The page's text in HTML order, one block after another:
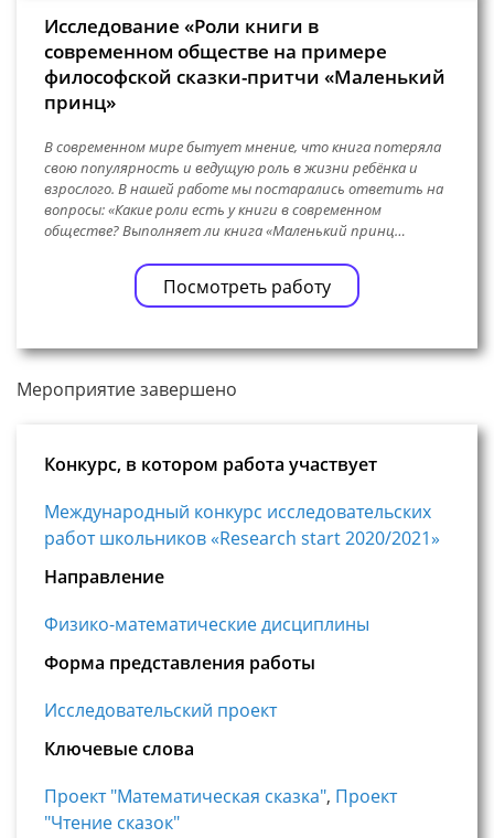
Исследование «Роли книги в
современном обществе на примере
философской сказки-притчи «Маленький
принц»
В современном мире бытует мнение, что книга потеряла
свою популярность и ведущую роль в жизни ребёнка и
взрослого. В нашей работе мы постарались ответить на
вопросы: «Какие роли есть у книги в современном
обществе? Выполняет ли книга «Маленький принц…
Посмотреть работу
Мероприятие завершено
Конкурс, в котором работа участвует
Международный конкурс исследовательских
работ школьников «Research start 2020/2021»
Направление
Физико-математические дисциплины
Форма представления работы
Исследовательский проект
Ключевые слова
Проект "Математическая сказка", Проект
"Чтение сказок"